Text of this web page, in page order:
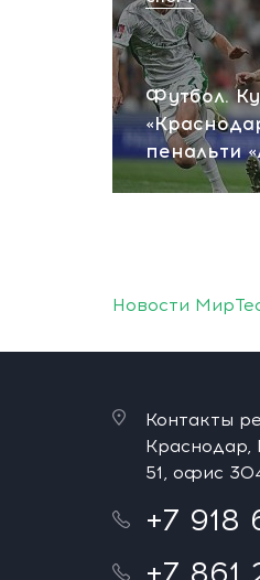
Футбол.
пенальти
Новости
Контакты
Краснодар,
51, офис
+7
+7 861